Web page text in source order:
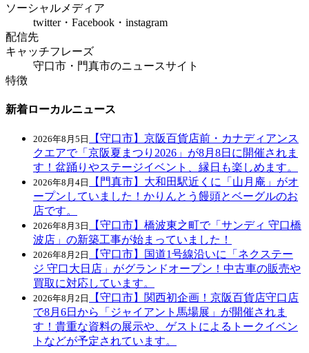
ソーシャルメディア
twitter・Facebook・instagram
配信先
キャッチフレーズ
守口市・門真市のニュースサイト
特徴
新着ローカルニュース
2026年8月5日
【守口市】京阪百貨店前・カナディアンス
クエアで「京阪夏まつり2026」が8月8日に開催されま
す！盆踊りやステージイベント、縁日も楽しめます。
2026年8月4日
【門真市】大和田駅近くに「山月庵」がオ
ープンしていました！かりんとう饅頭とベーグルのお
店です。
2026年8月3日
【守口市】橋波東之町で「サンディ 守口橋
波店」の新築工事が始まっていました！
2026年8月2日
【守口市】国道1号線沿いに「ネクステー
ジ 守口大日店」がグランドオープン！中古車の販売や
買取に対応しています。
2026年8月2日
【守口市】関西初企画！京阪百貨店守口店
で8月6日から「ジャイアント馬場展」が開催されま
す！貴重な資料の展示や、ゲストによるトークイベン
トなどが予定されています。